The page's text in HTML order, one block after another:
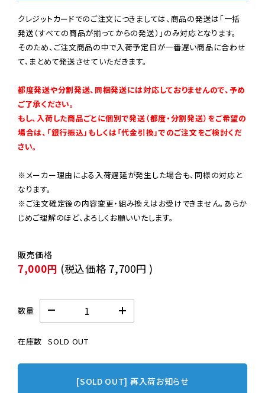
クレジットカードでのご注文につきましては、商品の発送は「一括
発送（すべての商品が揃ってからの発送）」のみ対応となります。
そのため、ご注文商品の中で入荷予定日が一番遅い商品に合わせ
て、まとめて発送させていただきます。
都度発送や分割発送、同梱発送には対応しておりませんので、予め
ご了承ください。
もし、入荷した商品ごとに個別で発送（都度・分割発送）をご希望の
場合は、「銀行振込」もしくは「代金引換」でのご注文をご検討くだ
さい。
※メーカー理由による入荷遅延が発生した場合も、同様の対応と
なります。
※ご注文確定後の内容変更・組み換えはお受けできません。あらか
じめご理解のほど、よろしくお願いいたします。
7,000円 (税込価格 7,700円 )
数量
在庫数 SOLD OUT
[SOLD OUT] 再入荷お知らせ